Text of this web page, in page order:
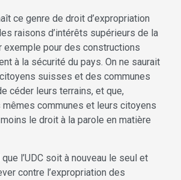
ce genre de droit d’expropriation
raisons d’intérêts supérieurs de la
exemple pour des constructions
à la sécurité du pays. On ne saurait
suisses et des communes
céder leurs terrains, et que,
communes et leurs citoyens
le droit à la parole en matière
que l’UDC soit à nouveau le seul et
contre l’expropriation des